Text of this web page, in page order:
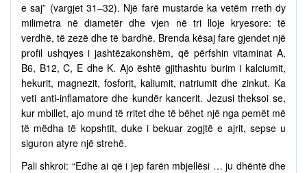
e saj” (vargjet 31–32). Një farë mustarde ka vetëm rreth dy
milimetra në diametër dhe vjen në tri lloje kryesore: të
verdhë, të zezë dhe të bardhë. Brenda kësaj fare gjendet një
profil ushqyes i jashtëzakonshëm, që përfshin vitaminat A,
B6, B12, C, E dhe K. Ajo është gjithashtu burim i kalciumit,
hekurit, magnezit, fosforit, kaliumit, natriumit dhe zinkut. Ka
veti anti-inflamatore dhe kundër kancerit. Jezusi theksoi se,
kur mbillet, ajo mund të rritet dhe të bëhet një nga pemët më
të mëdha të kopshtit, duke i bekuar zogjtë e ajrit, sepse u
siguron atyre një strehë.
Pali shkroi: “Edhe ai që i jep farën mbjellësi … ju dhëntë dhe